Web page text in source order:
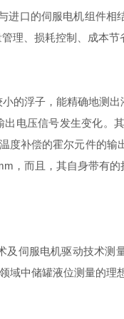
口的伺服电机组件
理、损耗控制、成本
的浮子，能精确地测
电压信号发生变化。
补偿的霍尔元件的
，而且，其自身带有
伺服电机驱动技术测
中储罐液位测量的理